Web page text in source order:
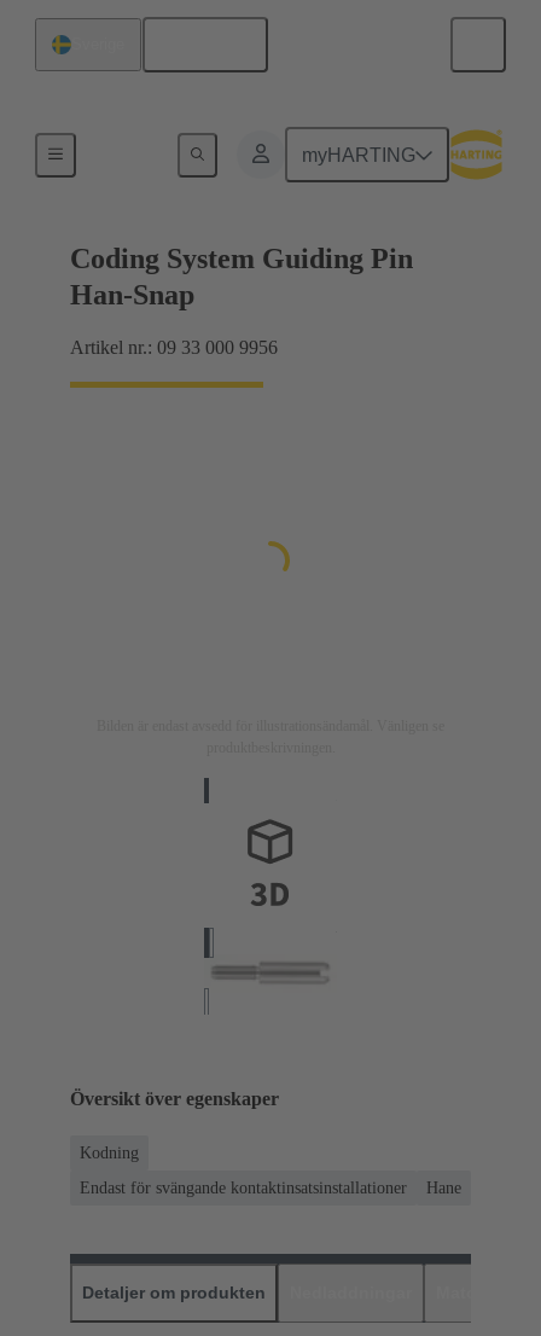
myHARTING
Coding System Guiding Pin
Han-Snap
Artikel nr.: 09 33 000 9956
Översikt över egenskaper
Kodning
Endast för svängande kontaktinsatsinstallationer
Hane
Detaljer om produkten